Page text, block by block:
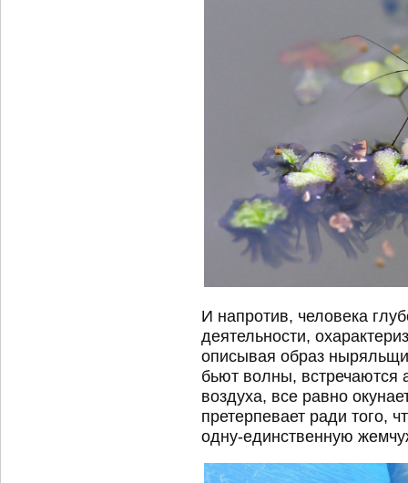
И напротив, человека
деятельности,
описывая образ
бьют волны, встречаются
воздуха, все равно
претерпевает ради того,
одну-единственную